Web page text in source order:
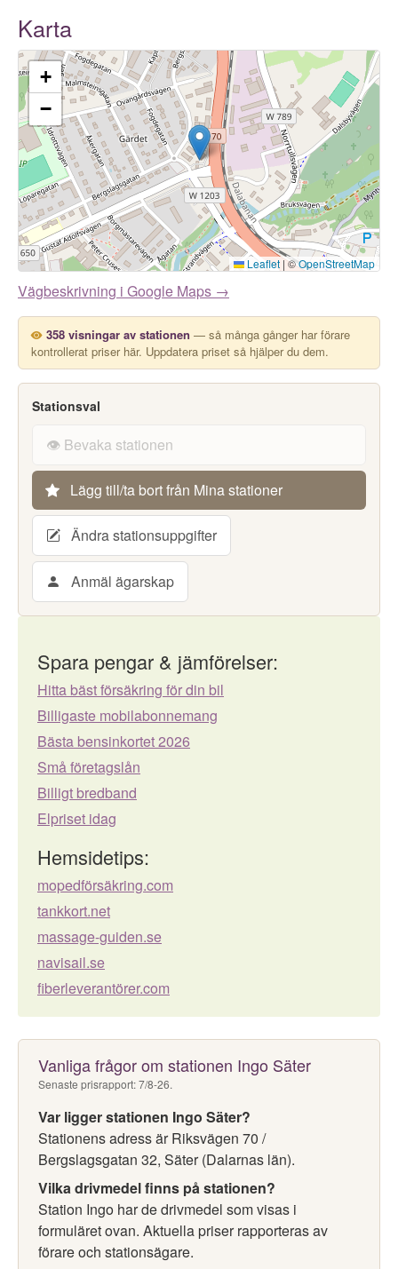
Karta
+
−
Leaflet |©OpenStreetMap
Vägbeskrivning i Google Maps →
358 visningar av stationen — så många gånger har förare
kontrollerat priser här. Uppdatera priset så hjälper du dem.
Stationsval
👁️ Bevaka stationen
Lägg till/ta bort från Mina stationer
Ändra stationsuppgifter
Anmäl ägarskap
Spara pengar & jämförelser:
Hitta bäst försäkring för din bil
Billigaste mobilabonnemang
Bästa bensinkortet 2026
Små företagslån
Billigt bredband
Elpriset idag
Hemsidetips:
mopedförsäkring.com
tankkort.net
massage-guiden.se
navisail.se
fiberleverantörer.com
Vanliga frågor om stationen Ingo Säter
Senaste prisrapport: 7/8-26.
Var ligger stationen Ingo Säter?
Stationens adress är Riksvägen 70 /
Bergslagsgatan 32, Säter (Dalarnas län).
Vilka drivmedel finns på stationen?
Station Ingo har de drivmedel som visas i
formuläret ovan. Aktuella priser rapporteras av
förare och stationsägare.